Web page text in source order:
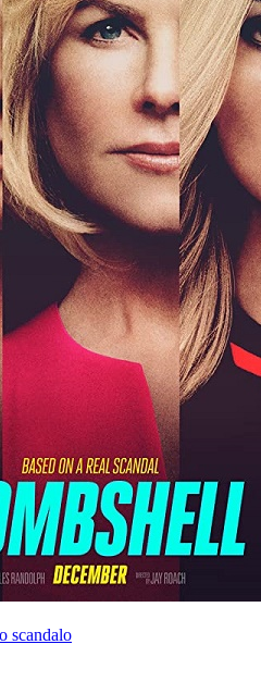
scandalo